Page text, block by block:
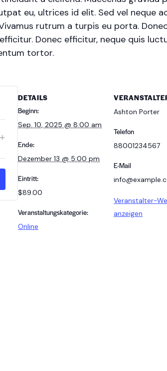
eu, ultrices id elit. Sed vel neque
rutrum a turpis eu porta.
Donec efficitur, neque quis
tortor.
+
DETAILS
Beginn:
Sep. 10, 2025 @ 8:00 am
Ende:
Dezember 13 @ 5:00 pm
Eintritt:
$89.00
Veranstaltungskategorie:
Online
Ashton Porter
Telefon
88001234567
E-Mail
Veranstalter-
anzeigen